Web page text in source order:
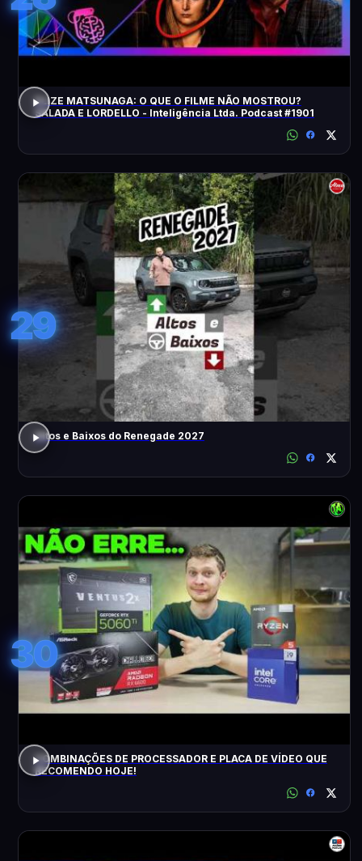
ELIZE MATSUNAGA: O QUE O FILME NÃO MOSTROU?
SALADA E LORDELLO - Inteligência Ltda. Podcast #1901
29
Altos e Baixos do Renegade 2027
30
COMBINAÇÕES DE PROCESSADOR E PLACA DE VÍDEO QUE
RECOMENDO HOJE!